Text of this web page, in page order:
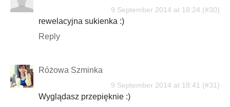
9 September 2014 at 18:24
rewelacyjna sukienka :)
Reply
Różowa Szminka
9 September 2014 at 18:41
Wyglądasz przepięknie :)